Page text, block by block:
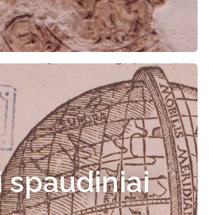
spaudiniai